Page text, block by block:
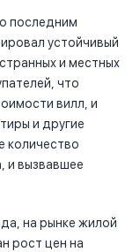
последним
устойчивый
и местных
что
вилл, и
и другие
количество
и вызвавшее
на рынке жилой
рост цен на